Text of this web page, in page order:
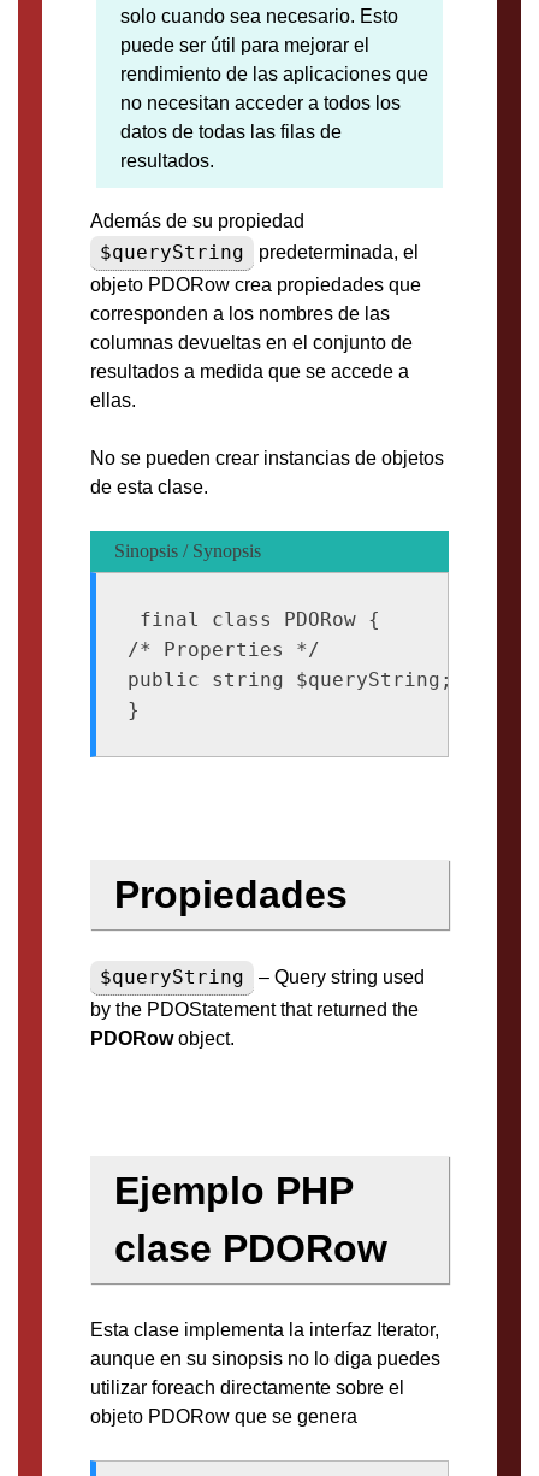
solo cuando sea necesario. Esto
puede ser útil para mejorar el
rendimiento de las aplicaciones que
no necesitan acceder a todos los
datos de todas las filas de
resultados.
Además de su propiedad
$queryString
predeterminada, el
objeto PDORow crea propiedades que
corresponden a los nombres de las
columnas devueltas en el conjunto de
resultados a medida que se accede a
ellas.
No se pueden crear instancias de objetos
de esta clase.
Sinopsis / Synopsis
final class PDORow {
/* Properties */
public string $queryString;
Propiedades
$queryString
– Query string used
by the PDOStatement that returned the
PDORowobject.
Ejemplo PHP
clase PDORow
Esta clase implementa la interfaz Iterator,
aunque en su sinopsis no lo diga puedes
utilizar foreach directamente sobre el
objeto PDORow que se genera